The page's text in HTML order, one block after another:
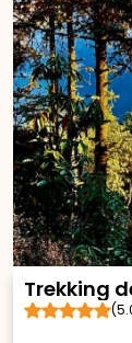
Trekking